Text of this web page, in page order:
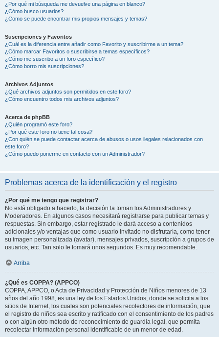
¿Por qué mi búsqueda me devuelve una página en blanco?
¿Cómo busco usuarios?
¿Como se puede encontrar mis propios mensajes y temas?
Suscripciones y Favoritos
¿Cuál es la diferencia entre añadir como Favorito y suscribirme a un tema?
¿Cómo marcar Favoritos o suscribirse a temas específicos?
¿Cómo me suscribo a un foro específico?
¿Cómo borro mis suscripciones?
Archivos Adjuntos
¿Qué archivos adjuntos son permitidos en este foro?
¿Cómo encuentro todos mis archivos adjuntos?
Acerca de phpBB
¿Quién programó este foro?
¿Por qué este foro no tiene tal cosa?
¿Con quién se puede contactar acerca de abusos o usos ilegales relacionados con
este foro?
¿Cómo puedo ponerme en contacto con un Administrador?
Problemas acerca de la identificación y el registro
¿Por qué me tengo que registrar?
No está obligado a hacerlo, la decisión la toman los Administradores y
Moderadores. En algunos casos necesitará registrarse para publicar temas y
respuestas. Sin embargo, estar registrado le dará acceso a contenidos
adicionales y/o ventajas que como usuario invitado no disfrutaría, como tener
su imagen personalizada (avatar), mensajes privados, suscripción a grupos de
usuarios, etc. Tan solo le tomará unos segundos. Es muy recomendable.
Arriba
¿Qué es COPPA? (APPCO)
COPPA, APPCO, o Acta de Privacidad y Protección de Niños menores de 13
años del año 1998, es una ley de los Estados Unidos, donde se solicita a los
sitios de Internet, los cuales son potenciales recolectores de información, que
el registro de niños sea escrito y ratificado con el consentimiento de los padres
o con algún otro método de reconocimiento de guardia legal, que permita
recolectar información personal identificable de un menor de edad.